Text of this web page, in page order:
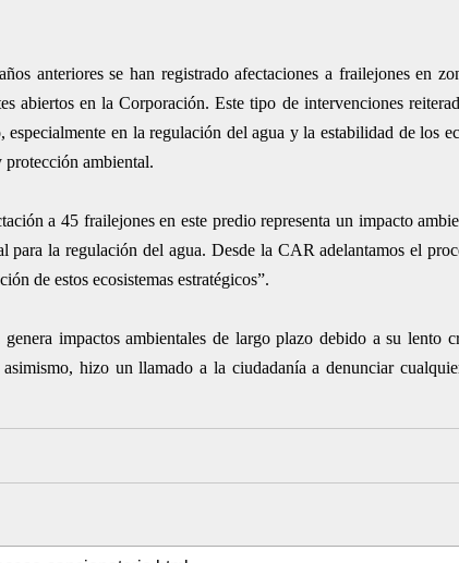
anteriores se han registrado afectaciones a frailejones en
abiertos en la Corporación. Este tipo de intervenciones
en la regulación del agua y la estabilidad de los
protección ambiental.
a 45 frailejones en este predio representa un impacto
para la regulación del agua. Desde la CAR adelantamos el
de estos ecosistemas estratégicos”.
impactos ambientales de largo plazo debido a su lento
hizo un llamado a la ciudadanía a denunciar